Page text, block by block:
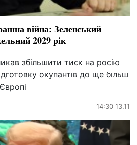
війна: Зеленський
2029 рік
збільшити тиск на росію
окупантів до ще більш
14:30 13.11